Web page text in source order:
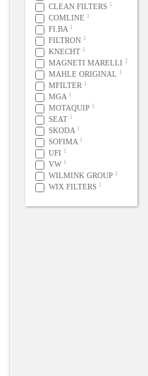
CLEAN FILTERS 1
COMLINE 1
FI.BA 1
FILTRON 1
KNECHT 1
MAGNETI MARELLI 2
MAHLE ORIGINAL 1
MFILTER 1
MGA 1
MOTAQUIP 1
SEAT 1
SKODA 1
SOFIMA 1
UFI 1
VW 1
WILMINK GROUP 1
WIX FILTERS 1